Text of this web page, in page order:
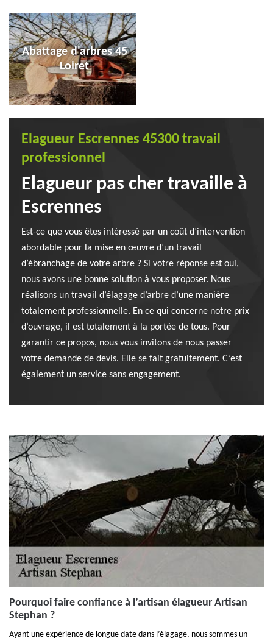
Abattage d'arbres 45
Loiret
Elagueur Escrennes 45300 travail
professionnel
Elagueur pas cher travaille à
Escrennes
Est-ce que vous êtes intéressé par un coût d’intervention
abordable pour la mise en œuvre d’un travail
d’ébranchage de votre arbre ? Si votre réponse est oui,
nous avons une bonne solution à vous proposer. Nous
réalisons un travail d’élagage d’arbre d’une manière
totalement professionnelle. En ce qui concerne notre prix
d’ouvrage, il est totalement à la portée de tous. Pour
garantir ce propos, nous vous invitons de nous passer
votre demande de devis. Elle se fait gratuitement. C’est
également un service sans engagement.
Pourquoi faire confiance à l’artisan élagueur Artisan
Stephan ?
Ayant une expérience de longue date dans l’élagage, nous sommes un